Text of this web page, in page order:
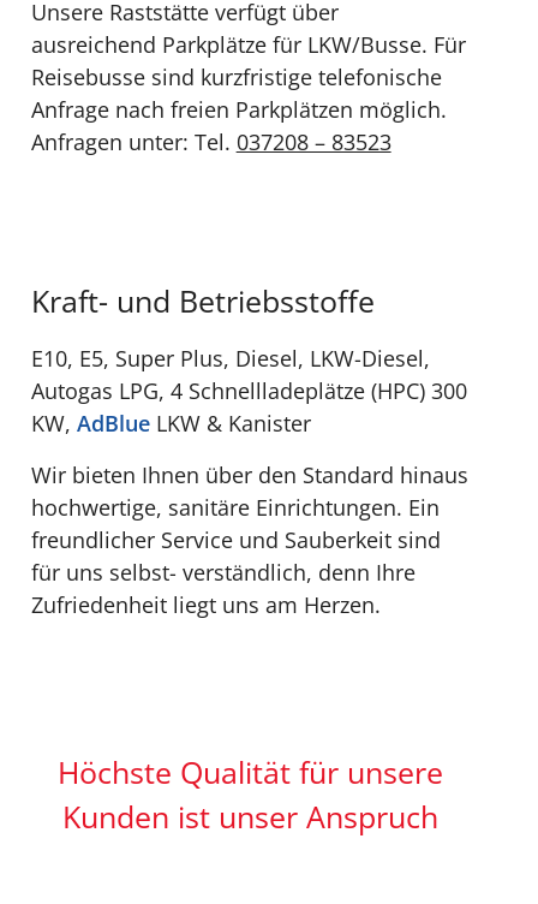
Unsere Raststätte verfügt über
ausreichend Parkplätze für LKW/Busse. Für
Reisebusse sind kurzfristige telefonische
Anfrage nach freien Parkplätzen möglich.
Anfragen unter: Tel. 037208 – 83523
Kraft- und Betriebsstoffe
E10, E5, Super Plus, Diesel, LKW-Diesel,
Autogas LPG, 4 Schnellladeplätze (HPC) 300
KW, AdBlueLKW & Kanister
Wir bieten Ihnen über den Standard hinaus
hochwertige, sanitäre Einrichtungen. Ein
freundlicher Service und Sauberkeit sind
für uns selbst- verständlich, denn Ihre
Zufriedenheit liegt uns am Herzen.
Höchste Qualität für unsere
Kunden ist unser Anspruch